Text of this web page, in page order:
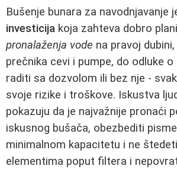
Bušenje bunara za navodnjavanje
investicija koja zahteva dobro
pronalaženja vode na pravoj
prečnika cevi i pumpe, do odluke
raditi sa dozvolom ili bez nje -
svoje rizike i troškove. Iskustva
pokazuju da je najvažnije pronaći
iskusnog bušača, obezbediti
minimalnom kapacitetu i ne
elementima poput filtera i